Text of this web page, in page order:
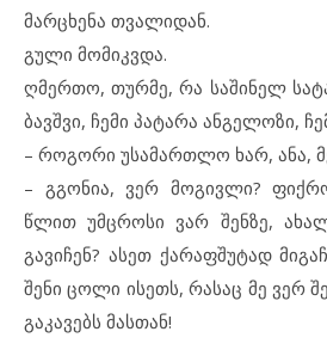
მარცხენა თვალიდან.
გული მომიკვდა.
ღმერთო, თურმე, რა საშინელ
ბავშვი, ჩემი პატარა ანგელოზი,
– როგორი უსამართლო ხარ, ანა,
– გგონია, ვერ მოგივლი?
წლით უმცროსი ვარ შენზე,
გავიჩენ? ასეთ ქარაფშუტად
შენი ცოლი ისეთს, რასაც მე ვერ
გაკავებს მასთან!